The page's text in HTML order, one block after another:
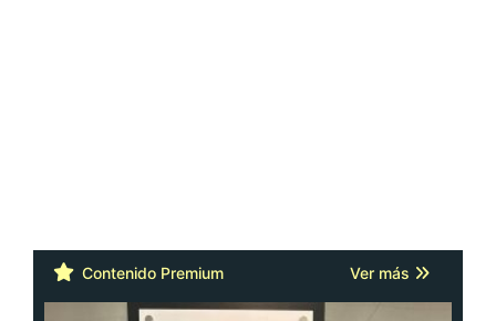
Contenido Premium Ver más